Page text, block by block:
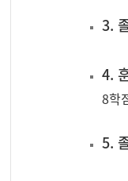
3.
4.
8학
5.